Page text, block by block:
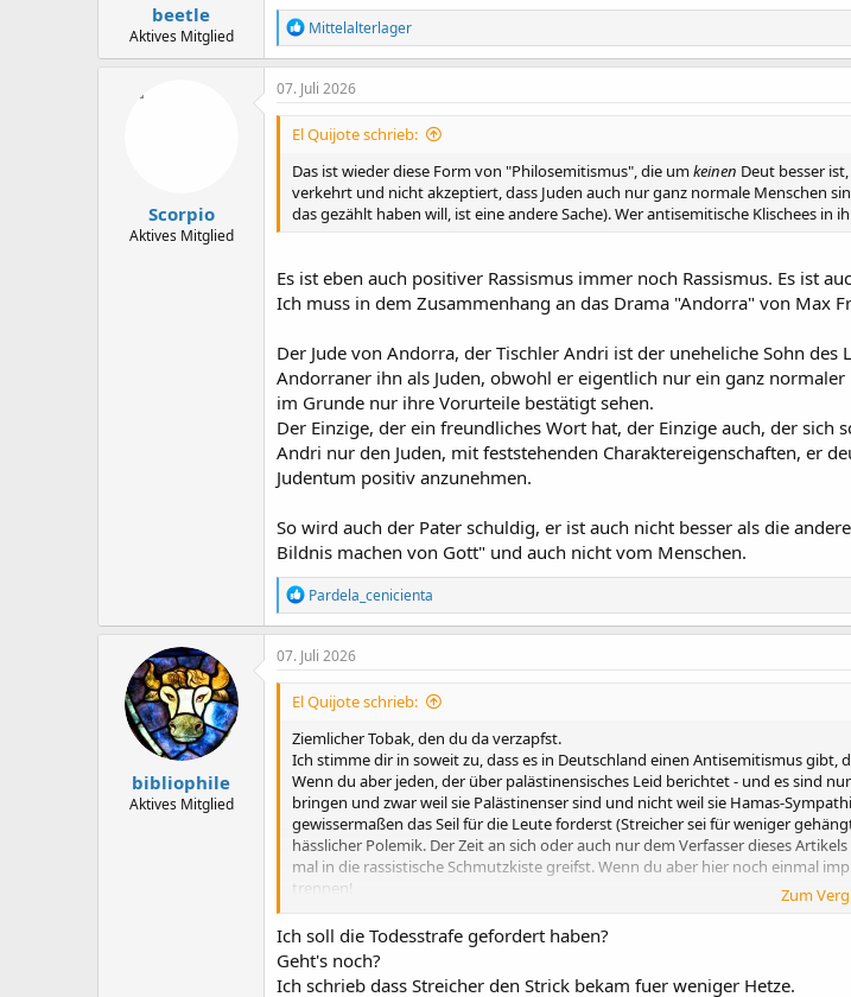
:
beetle
Aktives Mitglied
R
e
a
k
o
e
n
:
Mittelalterlager
Scorpio
Aktives Mitglied
07. Juli 2026
El Quijote schrieb:
Das ist wieder diese Form von "Philosemitismus", die umkeinen Deut besser
verkehrt und nicht akzeptiert, dass Juden auch nur ganz normale Menschen
das gezählt haben will, ist eine andere Sache). Wer antisemitische Klischees in
Es ist eben auch positiver Rassismus immer noch Rassismus. Es ist
Ich muss in dem Zusammenhang an das Drama "Andorra" von Max
Der Jude von Andorra, der Tischler Andri ist der uneheliche Sohn
Andorraner ihn als Juden, obwohl er eigentlich nur ein ganz
im Grunde nur ihre Vorurteile bestätigt sehen.
Der Einzige, der ein freundliches Wort hat, der Einzige auch, der
Andri nur den Juden, mit feststehenden Charaktereigenschaften, er
Judentum positiv anzunehmen.
So wird auch der Pater schuldig, er ist auch nicht besser als die
Bildnis machen von Gott" und auch nicht vom Menschen.
R
e
a
k
o
e
n
:
Pardela_cenicienta
bibliophile
Aktives Mitglied
07. Juli 2026
El Quijote schrieb:
Ziemlicher Tobak, den du da verzapfst.
Ich stimme dir in soweit zu, dass es in Deutschland einen Antisemitismus
Wenn du aber jeden, der über palästinensisches Leid berichtet - und es sind
bringen und zwar weil sie Palästinenser sind und nicht weil sie Hamas-
gewissermaßen das Seil für die Leute forderst (Streicher sei für weniger
hässlicher Polemik. Der Zeit an sich oder auch nur dem Verfasser dieses
mal in die rassistische Schmutzkiste greifst. Wenn du aber hier noch einmal
trennen!
Edit: Tippfehler
Zum
Ich soll die Todesstrafe gefordert haben?
Geht's noch?
Ich schrieb dass Streicher den Strick bekam fuer weniger Hetze.